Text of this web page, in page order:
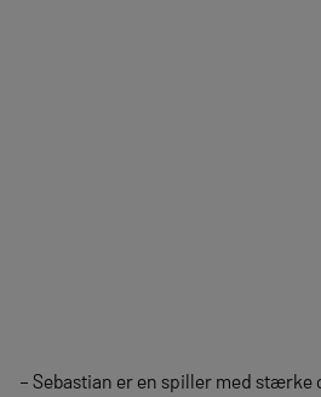
– Sebastian er en spiller med stærke